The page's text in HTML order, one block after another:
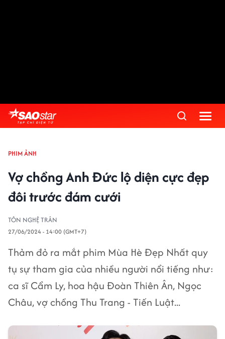
PHIM ẢNH
Vợ chồng Anh Đức lộ diện cực đẹp
đôi trước đám cưới
TÔN NGHỆ TRÂN
27/06/2024 - 14:00 (GMT+7)
Thảm đỏ ra mắt phim Mùa Hè Đẹp Nhất quy
tụ sự tham gia của nhiều người nổi tiếng như:
ca sĩ Cẩm Ly, hoa hậu Đoàn Thiên Ân, Ngọc
Châu, vợ chồng Thu Trang - Tiến Luật...